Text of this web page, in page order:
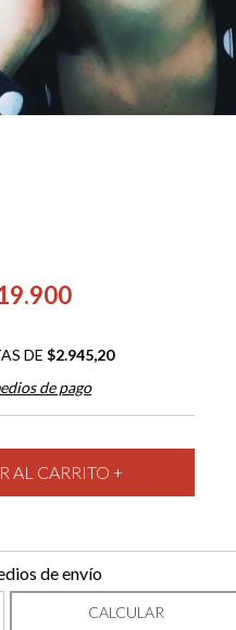
DE$2.945,20
de pago
de envío
CALCULAR